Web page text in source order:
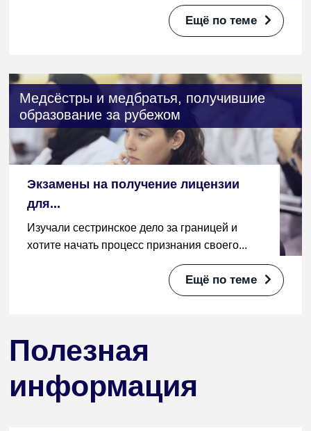
Ещё по теме
Медсёстры и медбратья, получившие
образование за рубежом
Экзамены на получение лицензии
для...
Изучали сестринское дело за границей и
хотите начать процесс признания своего...
Ещё по теме
Полезная
информация